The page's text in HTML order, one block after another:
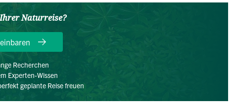
Naturreise?
Recherchen
Experten-Wissen
geplante Reise freuen